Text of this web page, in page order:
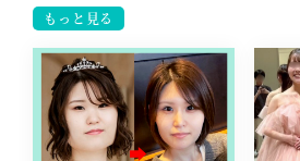
もっと見る